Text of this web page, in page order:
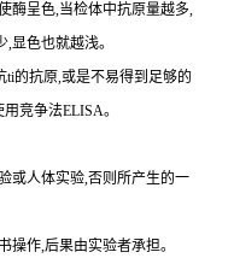
酶呈色,当检体中抗原量越多,
显色也就越浅。
ti的抗原,或是不易得到足够的
用竞争法ELISA。
或人体实验,否则所产生的一
操作,后果由实验者承担。